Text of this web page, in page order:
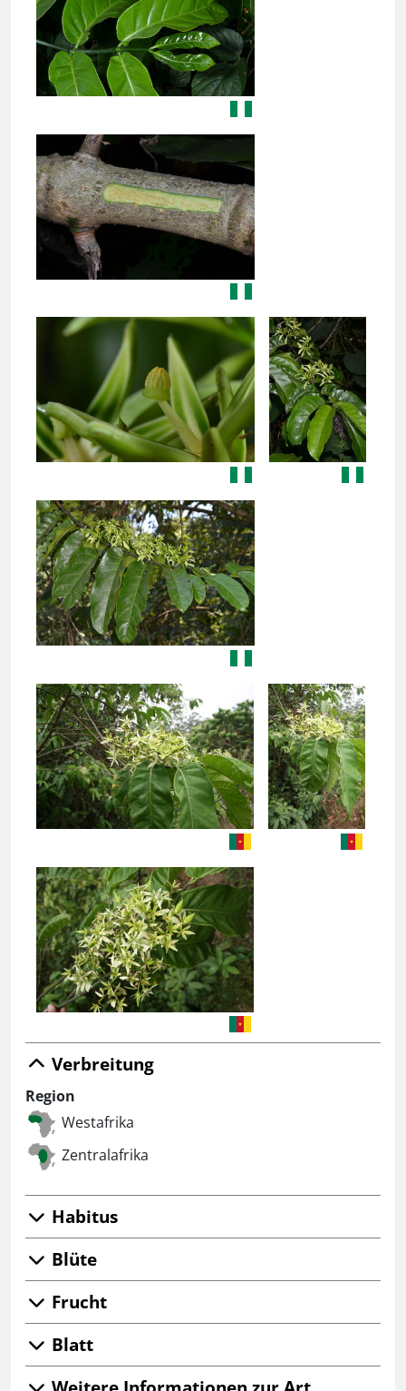
Verbreitung
Region
Westafrika
Zentralafrika
Habitus
Blüte
Frucht
Blatt